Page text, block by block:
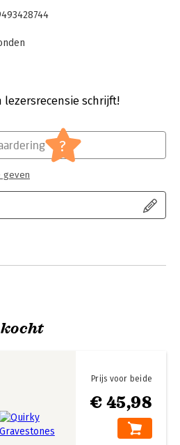
2025
lezersrecensie schrijft!
?
geven
€ 45,98
Prijs voor beide